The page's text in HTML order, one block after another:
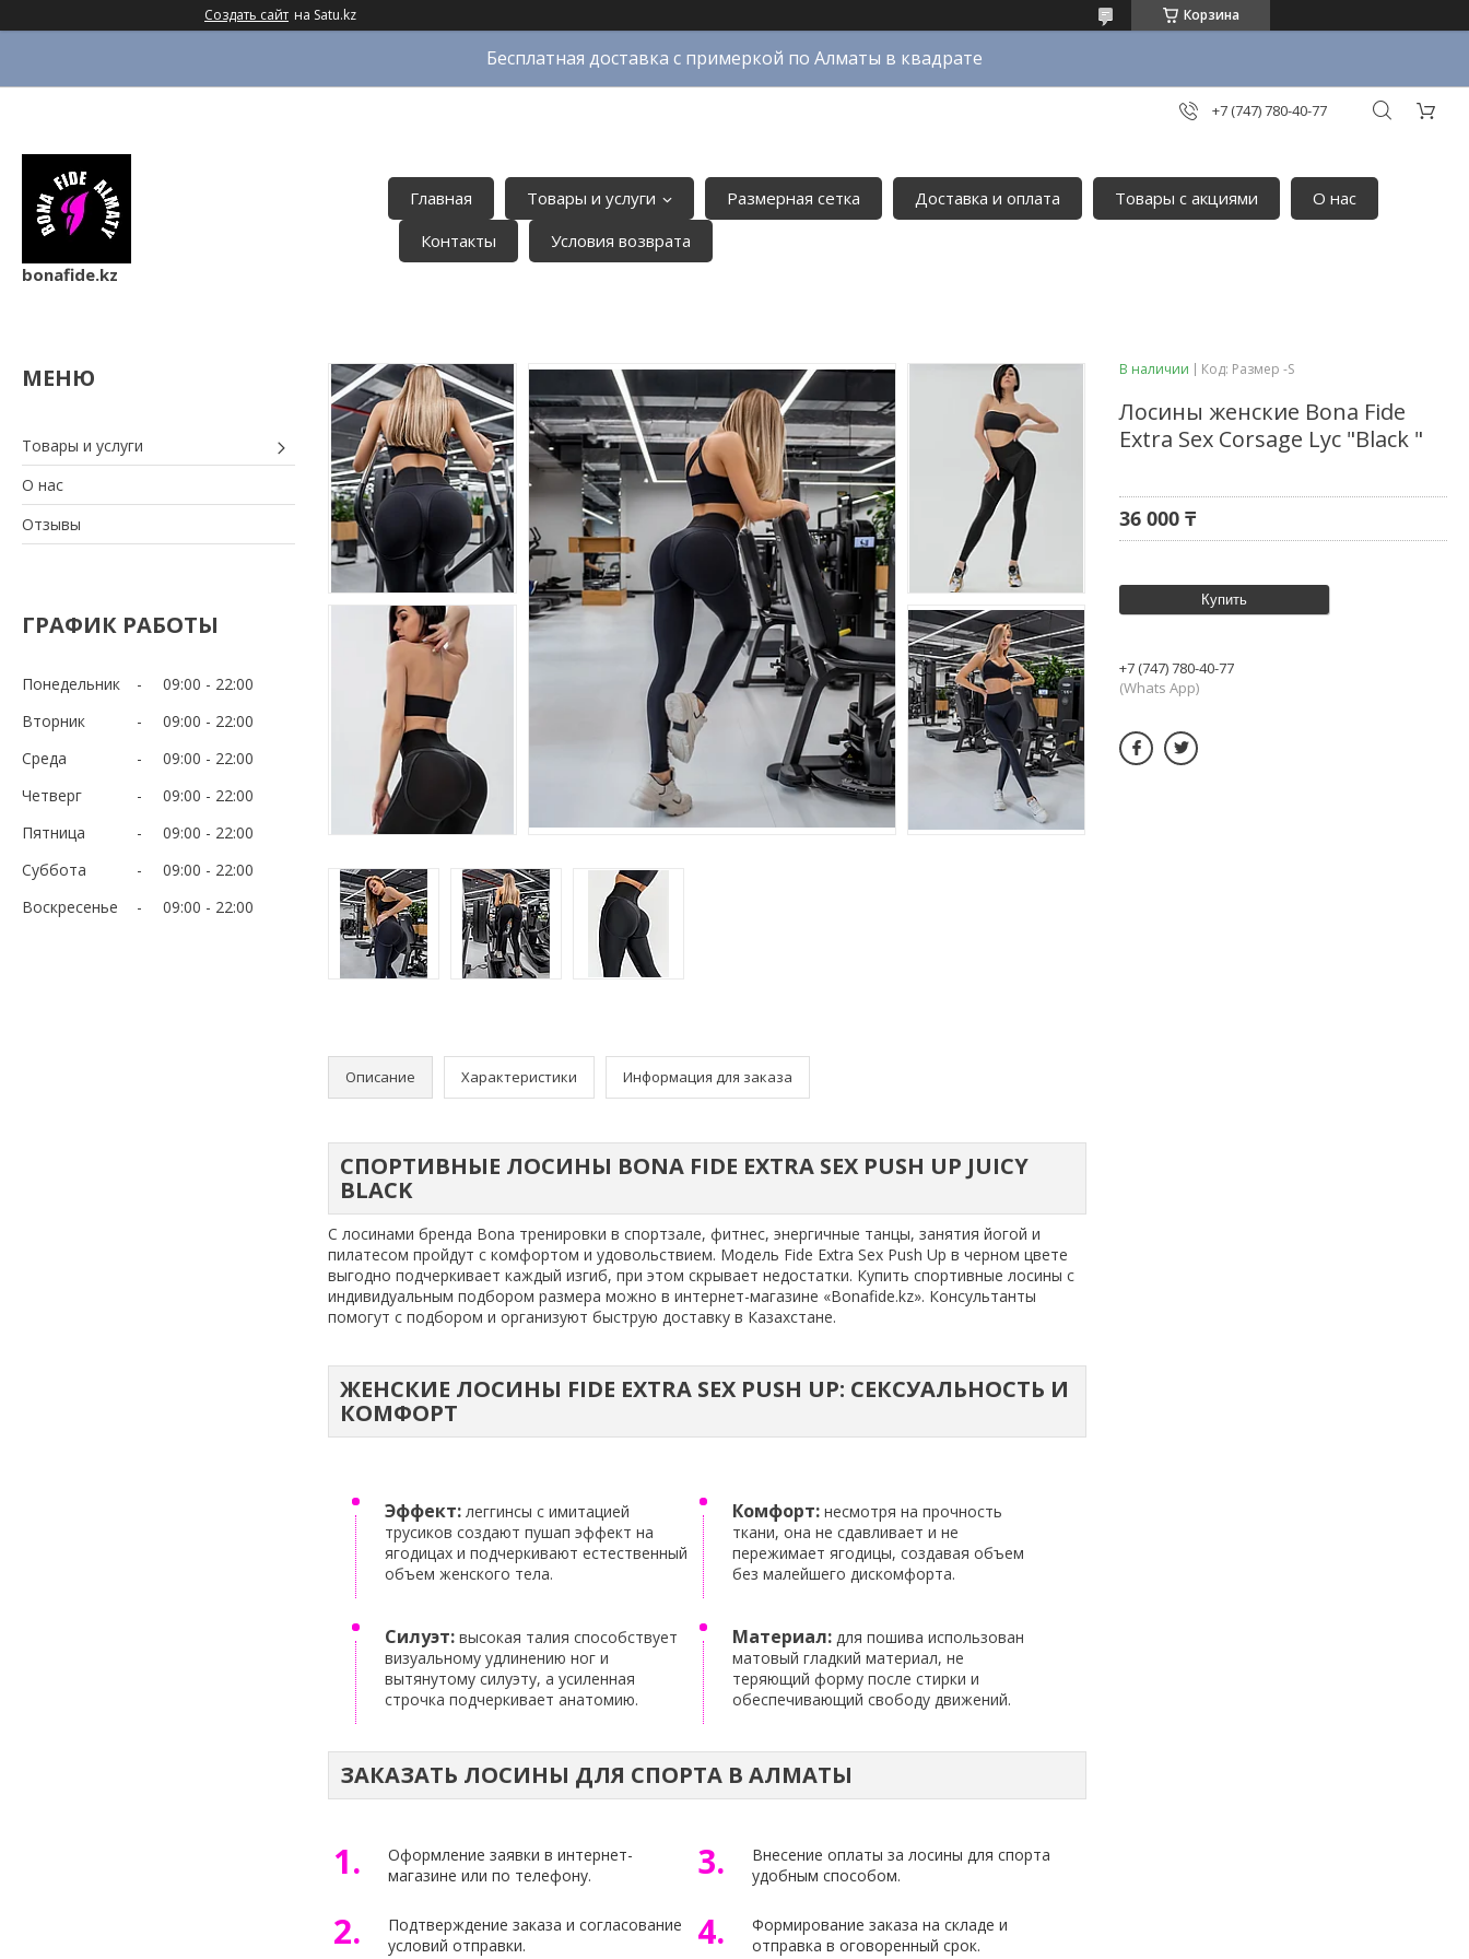
Создать сайт на Satu.kz Корзина
Бесплатная доставка с примеркой по Алматы в квадрате
+7 (747) 780-40-77
bonafide.kz
Главная Товары и услуги Размерная сетка Доставка и оплата Товары с акциями
О нас
Контакты
Условия возврата
Товары и услуги
О нас
Отзывы
ГРАФИК РАБОТЫ
Понедельник 09:00
22:00
Вторник
09:00
22:00
Среда
09:00
22:00
Четверг
09:00
22:00
Пятница
09:00
22:00
Суббота
09:00
22:00
Воскресенье
09:00 22:00
Описание Характеристики Информация для заказа
СПОРТИВНЫЕ ЛОСИНЫ BONA FIDE EXTRA SEX PUSH UP JUICY
BLACK
С лосинами бренда Bona тренировки в спортзале, фитнес, энергичные танцы, занятия йогой и
пилатесом пройдут с комфортом и удовольствием. Модель Fide Extra Sex Push Up в черном цвете
выгодно подчеркивает каждый изгиб, при этом скрывает недостатки. Купить спортивные лосины с
индивидуальным подбором размера можно в интернет-магазине «Bonafide.kz». Консультанты
помогут с подбором и организуют быструю доставку в Казахстане.
ЖЕНСКИЕ ЛОСИНЫ FIDE EXTRA SEX PUSH UP: СЕКСУАЛЬНОСТЬ И
КОМФОРТ
Эффект:леггинсы с имитацией
трусиков создают пушап эффект на
ягодицах и подчеркивают естественный
объем женского тела.
Комфорт:несмотря на прочность
ткани, она не сдавливает и не
пережимает ягодицы, создавая объем
без малейшего дискомфорта.
Силуэт:высокая талия способствует
визуальному удлинению ног и
вытянутому силуэту, а усиленная
строчка подчеркивает анатомию.
Материал:для пошива использован
матовый гладкий материал, не
теряющий форму после стирки и
обеспечивающий свободу движений.
ЗАКАЗАТЬ ЛОСИНЫ ДЛЯ СПОРТА В АЛМАТЫ
1.
Оформление заявки в интернет-
магазине или по телефону.
2.
Подтверждение заказа и согласование
условий отправки.
3.
Внесение оплаты за лосины для спорта
удобным способом.
4.
Формирование заказа на складе и
отправка в оговоренный срок.
В наличии Код: Размер -S
Лосины женские Bona Fide
Extra Sex Corsage Lyc "Black "
36 000 ₸
Купить
+7 (747) 780-40-77
(Whats App)